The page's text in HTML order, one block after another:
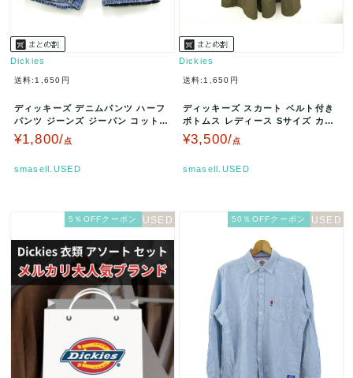
Dickies
送料:1,650円
ディッキーズ デニムパンツ ハーフ
パンツ ジーンズ ジーパン コットン
ボトムス キッズ 男の子用 …
¥1,800/点
smasell.USED
Dickies
送料:1,650円
ディッキーズ スカート ベルト付き
ボトムス レディース Sサイズ カー
キ Dickies 【中古】
¥3,500/点
smasell.USED
5％OFFクーポン 50％OFFクーポン